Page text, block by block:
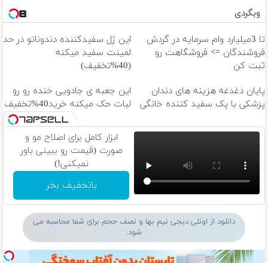
وبگردی
تا 3میلیارد وام سرمایه در گردش
فروشندگان => فروشگاهت رو
ثبت کن
این ژل سفیدکننده دندوناتو در حد
لمینت سفید میکنه
(40%تخفیف)
پایان دغدغه هزینه های دندان
پزشکی با پک سفید کننده خانگی
این جعبه ی جادویی خنده رو رو
لبات حک میکنه خرید40%تخفیف
ابزار کامل برای اصلاح مو و
صورت (قیمت رو ببینی باور
نمیکنی!)
باتخفیف بخر
دانلود از اونلی دیجی نیم بها و نصف حجم برای شما محاسبه می
شود.